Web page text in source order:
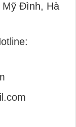
Mỹ Đình, Hà